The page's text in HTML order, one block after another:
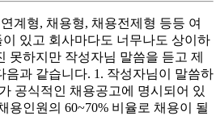
계형, 채용형, 채용전제형 등등 여
있고 회사마다도 너무나도 상이하
못하지만 작성자님 말씀을 듣고 제
음과 같습니다. 1. 작성자님이 말씀하
공식적인 채용공고에 명시되어 있
용인원의 60~70% 비율로 채용이 될